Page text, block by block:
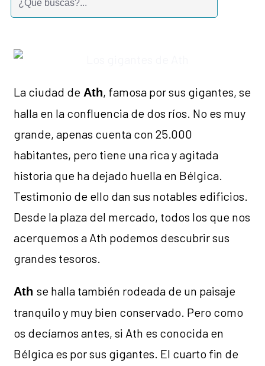
La ciudad de Ath, famosa por sus gigantes, se
halla en la confluencia de dos ríos. No es muy
grande, apenas cuenta con 25.000
habitantes, pero tiene una rica y agitada
historia que ha dejado huella en Bélgica.
Testimonio de ello dan sus notables edificios.
Desde la plaza del mercado, todos los que nos
acerquemos a Ath podemos descubrir sus
grandes tesoros.
Athse halla también rodeada de un paisaje
tranquilo y muy bien conservado. Pero como
os decíamos antes, si Ath es conocida en
Bélgica es por sus gigantes. El cuarto fin de